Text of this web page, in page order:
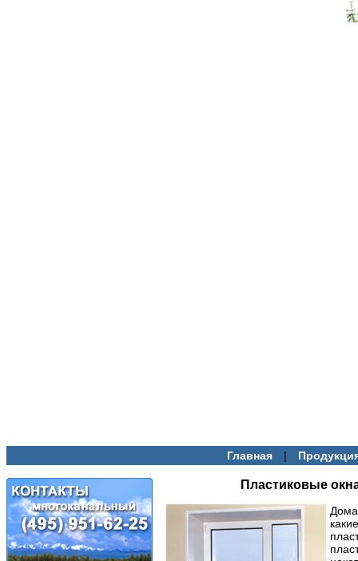
Главная |
Пластиковые